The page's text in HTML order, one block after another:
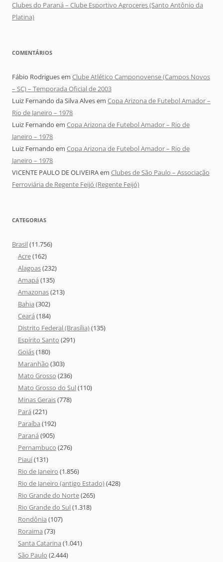
Clubes do Paraná – Clube Esportivo Agroceres (Santo Antônio da
Platina)
COMENTÁRIOS
Fábio Rodriguesem Clube Atlético Camponovense (Campos Novos
– SC) – Temporada Oficial de 2003
Luiz Fernando da Silva Alvesem Copa Arizona de Futebol Amador –
Rio de Janeiro – 1978
Luiz Fernando em Copa Arizona de Futebol Amador – Rio de
Janeiro – 1978
Luiz Fernando em Copa Arizona de Futebol Amador – Rio de
Janeiro – 1978
VICENTE PAULO DE OLIVEIRAem Clubes de São Paulo – Associação
Ferroviária de Regente Feijó (Regente Feijó)
CATEGORIAS
Brasil(11.756)
Acre(162)
Alagoas(232)
Amapá (135)
Amazonas(213)
Bahia (302)
Ceará (184)
Distrito Federal (Brasília)(135)
Espírito Santo (291)
Goiás(180)
Maranhão (303)
Mato Grosso (236)
Mato Grosso do Sul(110)
Minas Gerais(778)
Pará (221)
Paraíba (192)
Paraná (905)
Pernambuco (276)
Piauí(131)
Rio de Janeiro (1.856)
Rio de Janeiro (antigo Estado)(428)
Rio Grande do Norte(265)
Rio Grande do Sul(1.318)
Rondônia (107)
Roraima (73)
Santa Catarina (1.041)
São Paulo (2.444)